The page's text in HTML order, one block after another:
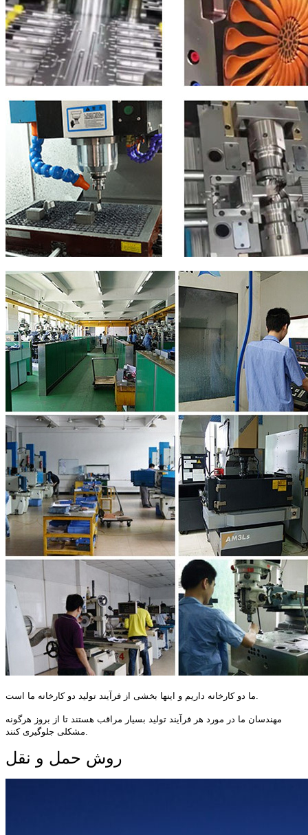
ما دو کارخانه داریم و اینها بخشی از فرآیند تولید دو کارخانه ما است.
مهندسان ما در مورد هر فرآیند تولید بسیار مراقب هستند تا از بروز هرگونه
مشکلی جلوگیری کنند.
روش حمل و نقل